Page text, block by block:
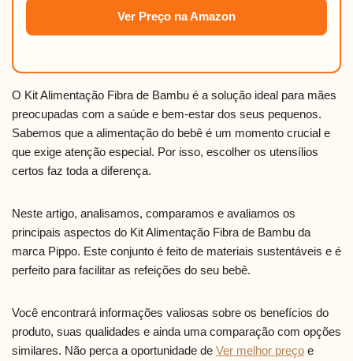
Ver Preço na Amazon
O Kit Alimentação Fibra de Bambu é a solução ideal para mães
preocupadas com a saúde e bem-estar dos seus pequenos.
Sabemos que a alimentação do bebê é um momento crucial e
que exige atenção especial. Por isso, escolher os utensílios
certos faz toda a diferença.
Neste artigo, analisamos, comparamos e avaliamos os
principais aspectos do Kit Alimentação Fibra de Bambu da
marca Pippo. Este conjunto é feito de materiais sustentáveis e é
perfeito para facilitar as refeições do seu bebê.
Você encontrará informações valiosas sobre os benefícios do
produto, suas qualidades e ainda uma comparação com opções
similares. Não perca a oportunidade de Ver melhor preço e